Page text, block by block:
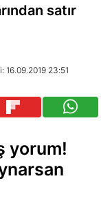
satır
16.09.2019 23:51
yorum!